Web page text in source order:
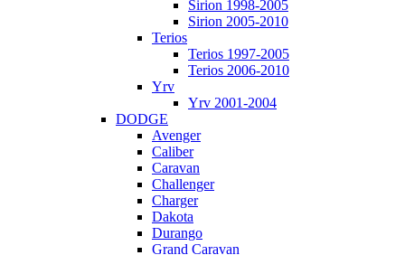
Sirion 1998-2005
Sirion 2005-2010
Terios
Terios 1997-2005
Terios 2006-2010
Yrv
Yrv 2001-2004
DODGE
Avenger
Caliber
Caravan
Challenger
Charger
Dakota
Durango
Grand Caravan